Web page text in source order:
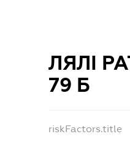
ЛЯЛІ
79 Б
riskFactors.title